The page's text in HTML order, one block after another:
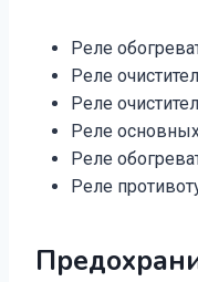
Реле
Реле
Реле
Реле
Реле
Реле